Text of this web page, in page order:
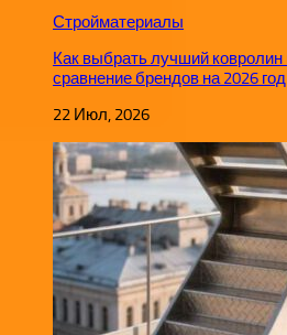
Стройматериалы
Как выбрать лучший
сравнение брендов на 2026 год
22 Июл, 2026